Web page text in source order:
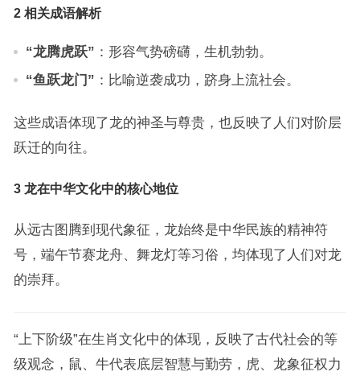
2 相关成语解析
“龙腾虎跃” ：形容气势磅礴，生机勃勃。
“鱼跃龙门” ：比喻逆袭成功，跻身上流社会。
这些成语体现了龙的神圣与尊贵，也反映了人们对阶层
跃迁的向往。
3 龙在中华文化中的核心地位
从远古图腾到现代象征，龙始终是中华民族的精神符
号，端午节赛龙舟、舞龙灯等习俗，均体现了人们对龙
的崇拜。
“上下阶级”在生肖文化中的体现，反映了古代社会的等
级观念，鼠、牛代表底层智慧与勤劳，虎、龙象征权力